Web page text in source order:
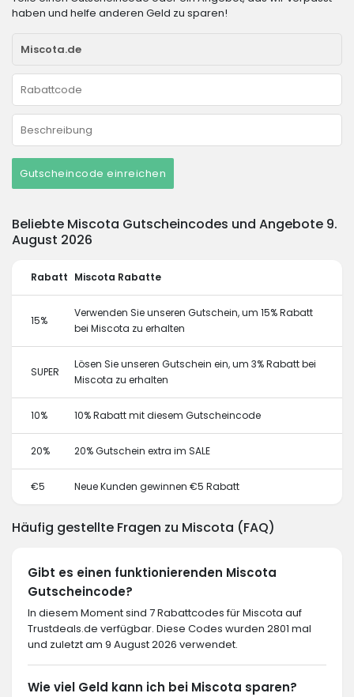
haben und helfe anderen Geld zu sparen!
Gutscheincode einreichen
Beliebte Miscota Gutscheincodes und Angebote 9.
August 2026
Rabatt Miscota Rabatte
15%
Verwenden Sie unseren Gutschein, um 15% Rabatt
bei Miscota zu erhalten
SUPER
Lösen Sie unseren Gutschein ein, um 3% Rabatt bei
Miscota zu erhalten
10% 10% Rabatt mit diesem Gutscheincode
20% 20% Gutschein extra im SALE
€5 Neue Kunden gewinnen €5 Rabatt
Häufig gestellte Fragen zu Miscota (FAQ)
Gibt es einen funktionierenden Miscota
Gutscheincode?
In diesem Moment sind 7 Rabattcodes für Miscota auf
Trustdeals.de verfügbar. Diese Codes wurden 2801 mal
und zuletzt am 9 August 2026 verwendet.
Wie viel Geld kann ich bei Miscota sparen?